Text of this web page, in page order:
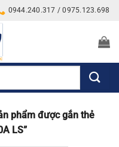
0944.240.317 / 0975.123.698
phẩm được gắn thẻ
LS”